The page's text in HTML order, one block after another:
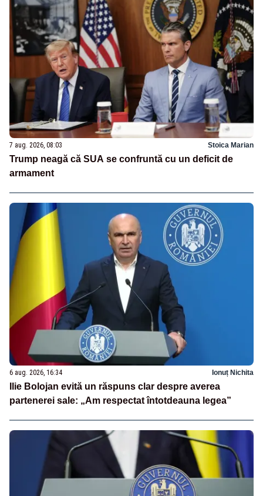
7 aug. 2026, 08:03 Stoica Marian
Trump neagă că SUA se confruntă cu un deficit de
armament
6 aug. 2026, 16:34 Ionuț Nichita
Ilie Bolojan evită un răspuns clar despre averea
partenerei sale: „Am respectat întotdeauna legea”